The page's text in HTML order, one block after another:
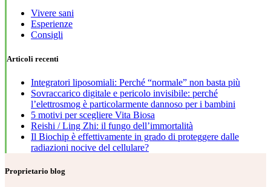
Vivere sani
Esperienze
Consigli
Articoli recenti
Integratori liposomiali: Perché “normale” non basta più
Sovraccarico digitale e pericolo invisibile: perché
l’elettrosmog è particolarmente dannoso per i bambini
5 motivi per scegliere Vita Biosa
Reishi / Ling Zhi: il fungo dell’immortalità
Il Biochip è effettivamente in grado di proteggere dalle
radiazioni nocive del cellulare?
Proprietario blog